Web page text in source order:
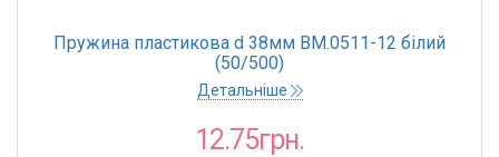
Пружина пластикова d 38мм BM.0511-12 білий
(50/500)
Детальніше
12.75грн.